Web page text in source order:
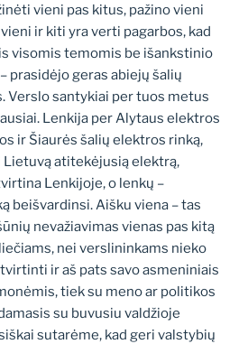
vieni pas kitus, pažino vieni
ir kiti yra verti pagarbos, kad
visomis temomis be išankstinio
prasidėjo geras abiejų šalių
Verslo santykiai per tuos metus
Lenkija per Alytaus elektros
ir Šiaurės šalių elektros rinką,
Lietuvą atitekėjusią elektrą,
Lenkijoje, o lenkų –
beišvardinsi. Aišku viena – tas
nevažiavimas vienas pas kitą
nei verslininkams nieko
ir aš pats savo asmeniniais
tiek su meno ar politikos
su buvusiu valdžioje
sutarėme, kad geri valstybių